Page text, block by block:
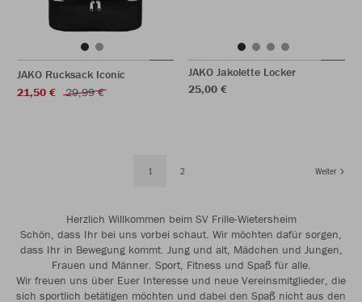
JAKO Rucksack Iconic
21,50 €
29,99 €
JAKO Jakolette Locker
25,00 €
1 2 Weiter
Herzlich Willkommen beim SV Frille-Wietersheim
Schön, dass Ihr bei uns vorbei schaut. Wir möchten dafür sorgen,
dass Ihr in Bewegung kommt. Jung und alt, Mädchen und Jungen,
Frauen und Männer. Sport, Fitness und Spaß für alle.
Wir freuen uns über Euer Interesse und neue Vereinsmitglieder, die
sich sportlich betätigen möchten und dabei den Spaß nicht aus den